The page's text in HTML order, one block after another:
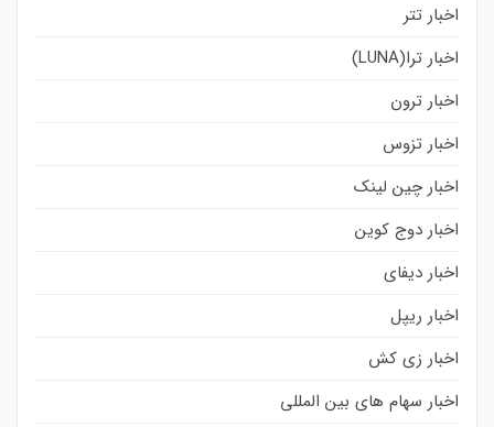
اخبار تتر
اخبار ترا(LUNA)
اخبار ترون
اخبار تزوس
اخبار چین لینک
اخبار دوج کوین
اخبار دیفای
اخبار ریپل
اخبار زی کش
اخبار سهام های بین المللی